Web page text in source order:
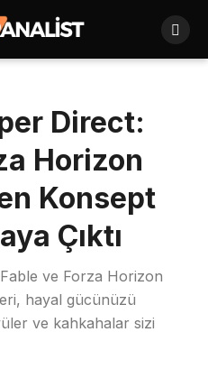
Direct:
Horizon
Konsept
Çıktı
ve Forza Horizon
hayal gücünüzü
ve kahkahalar sizi